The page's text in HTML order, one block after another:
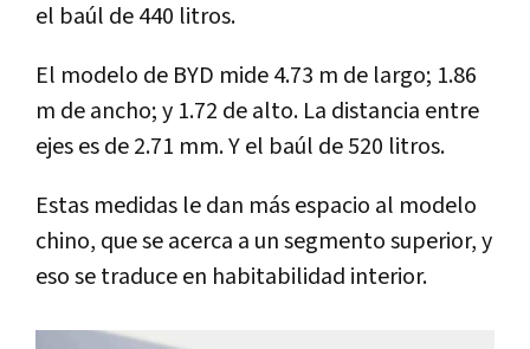
el baúl de 440 litros.
El modelo de BYD mide 4.73 m de largo; 1.86
m de ancho; y 1.72 de alto. La distancia entre
ejes es de 2.71 mm. Y el baúl de 520 litros.
Estas medidas le dan más espacio al modelo
chino, que se acerca a un segmento superior, y
eso se traduce en habitabilidad interior.